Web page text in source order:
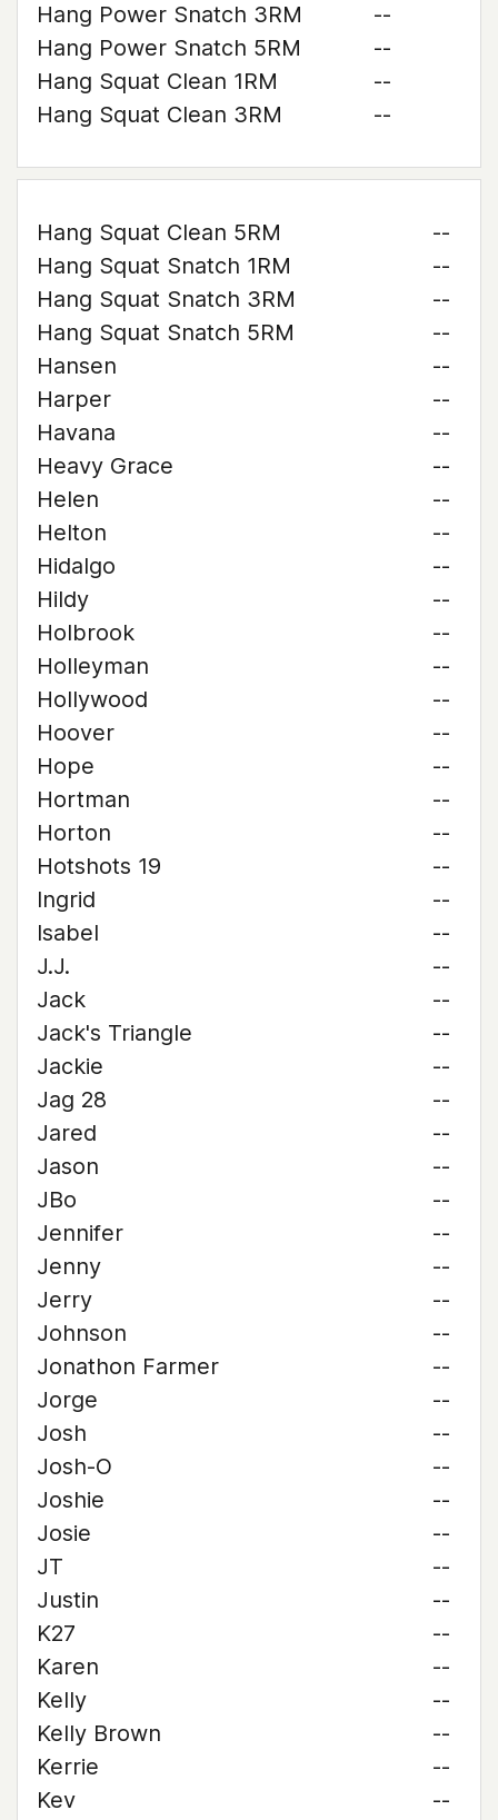
Hang Power Snatch 3RM
--
Hang Power Snatch 5RM
--
Hang Squat Clean 1RM
--
Hang Squat Clean 3RM
--
Hang Squat Clean 5RM
--
Hang Squat Snatch 1RM
--
Hang Squat Snatch 3RM
--
Hang Squat Snatch 5RM
--
Hansen
--
Harper
--
Havana
--
Heavy Grace
--
Helen
--
Helton
--
Hidalgo
--
Hildy
--
Holbrook
--
Holleyman
--
Hollywood
--
Hoover
--
Hope
--
Hortman
--
Horton
--
Hotshots 19
--
Ingrid
--
Isabel
--
J.J.
--
Jack
--
Jack's Triangle
--
Jackie
--
Jag 28
--
Jared
--
Jason
--
JBo
--
Jennifer
--
Jenny
--
Jerry
--
Johnson
--
Jonathon Farmer
--
Jorge
--
Josh
--
Josh-O
--
Joshie
--
Josie
--
JT
--
Justin
--
K27
--
Karen
--
Kelly
--
Kelly Brown
--
Kerrie
--
Kev
--